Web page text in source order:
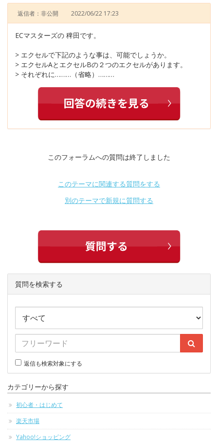
返信者：非公開 2022/06/22 17:23
ECマスターズの 稗田です。
> エクセルで下記のような事は、可能でしょうか。
> エクセルAとエクセルBの２つのエクセルがあります。
> それぞれに………（省略）………
このフォーラムへの質問は終了しました
このテーマに関連する質問をする
別のテーマで新規に質問する
質問を検索する
返信も検索対象にする
カテゴリーから探す
初心者・はじめて
楽天市場
Yahoo!ショッピング